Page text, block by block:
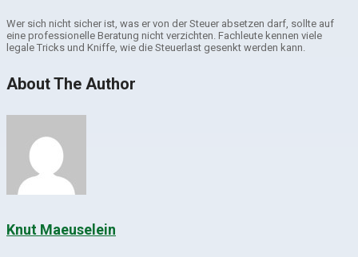
Wer sich nicht sicher ist, was er von der Steuer absetzen darf, sollte auf
eine professionelle Beratung nicht verzichten. Fachleute kennen viele
legale Tricks und Kniffe, wie die Steuerlast gesenkt werden kann.
About The Author
Knut Maeuselein